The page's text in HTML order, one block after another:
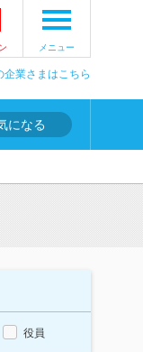
メニュー
業さまはこちら
になる
役員